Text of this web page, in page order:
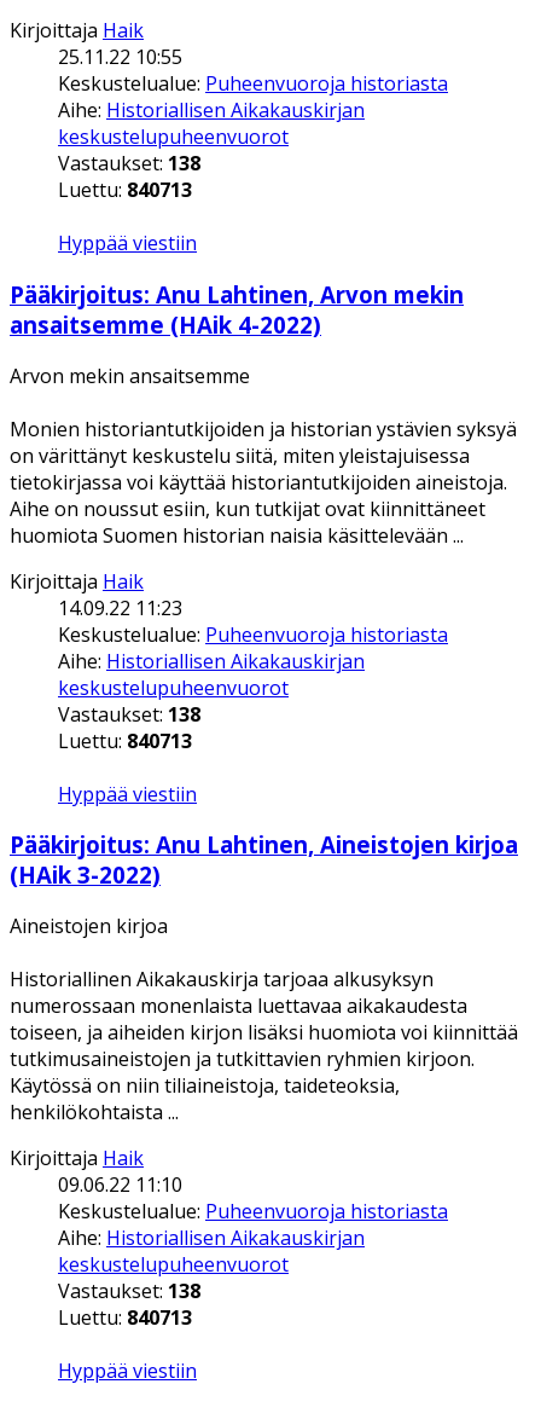
Kirjoittaja Haik
25.11.22 10:55
Keskustelualue: Puheenvuoroja historiasta
Aihe: Historiallisen Aikakauskirjan
keskustelupuheenvuorot
Vastaukset: 138
Luettu: 840713
Hyppää viestiin
Pääkirjoitus: Anu Lahtinen, Arvon mekin
ansaitsemme (HAik 4-2022)
Arvon mekin ansaitsemme
Monien historiantutkijoiden ja historian ystävien syksyä
on värittänyt keskustelu siitä, miten yleistajuisessa
tietokirjassa voi käyttää historiantutkijoiden aineistoja.
Aihe on noussut esiin, kun tutkijat ovat kiinnittäneet
huomiota Suomen historian naisia käsittelevään ...
Kirjoittaja Haik
14.09.22 11:23
Keskustelualue: Puheenvuoroja historiasta
Aihe: Historiallisen Aikakauskirjan
keskustelupuheenvuorot
Vastaukset: 138
Luettu: 840713
Hyppää viestiin
Pääkirjoitus: Anu Lahtinen, Aineistojen kirjoa
(HAik 3-2022)
Aineistojen kirjoa
Historiallinen Aikakauskirja tarjoaa alkusyksyn
numerossaan monenlaista luettavaa aikakaudesta
toiseen, ja aiheiden kirjon lisäksi huomiota voi kiinnittää
tutkimusaineistojen ja tutkittavien ryhmien kirjoon.
Käytössä on niin tiliaineistoja, taideteoksia,
henkilökohtaista ...
Kirjoittaja Haik
09.06.22 11:10
Keskustelualue: Puheenvuoroja historiasta
Aihe: Historiallisen Aikakauskirjan
keskustelupuheenvuorot
Vastaukset: 138
Luettu: 840713
Hyppää viestiin